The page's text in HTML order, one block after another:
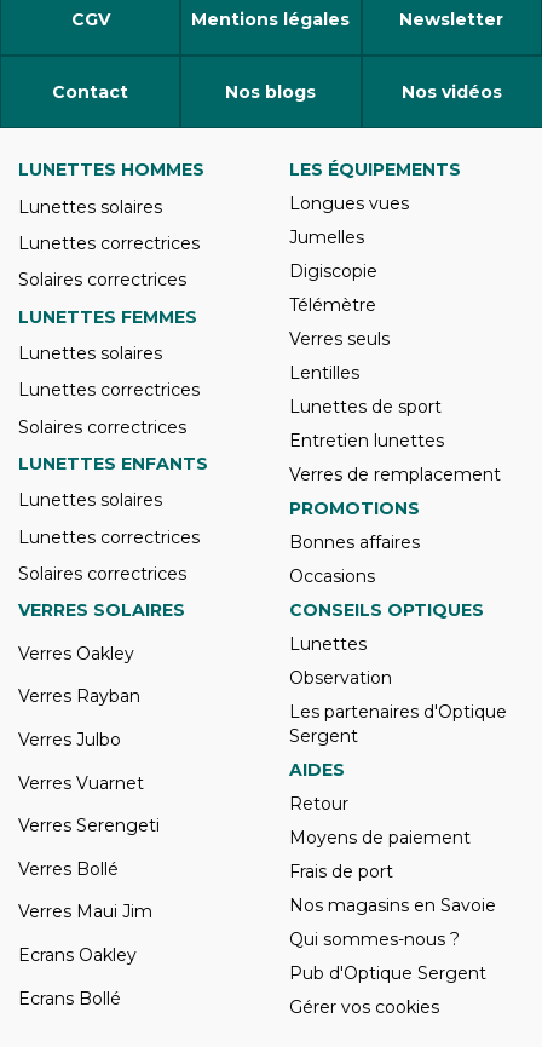
CGV Mentions légales Newsletter
Contact Nos blogs Nos vidéos
LUNETTES HOMMES
Lunettes solaires
Lunettes correctrices
Solaires correctrices
LUNETTES FEMMES
Lunettes solaires
Lunettes correctrices
Solaires correctrices
LUNETTES ENFANTS
Lunettes solaires
Lunettes correctrices
Solaires correctrices
LES ÉQUIPEMENTS
Longues vues
Jumelles
Digiscopie
Télémètre
Verres seuls
Lentilles
Lunettes de sport
Entretien lunettes
Verres de remplacement
PROMOTIONS
Bonnes affaires
Occasions
VERRES SOLAIRES
Verres Oakley
Verres Rayban
Verres Julbo
Verres Vuarnet
Verres Serengeti
Verres Bollé
Verres Maui Jim
Ecrans Oakley
Ecrans Bollé
CONSEILS OPTIQUES
Lunettes
Observation
Les partenaires d'Optique
Sergent
AIDES
Retour
Moyens de paiement
Frais de port
Nos magasins en Savoie
Qui sommes-nous ?
Pub d'Optique Sergent
Gérer vos cookies